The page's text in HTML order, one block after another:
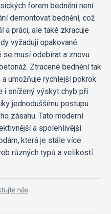
forem bednění není
demontovat bednění, což
a práci, ale také zkracuje
vyžadují opakované
se musí odebírat a znovu
Ztracené bednění tak
umožňuje rychlejší pokrok
i snížený výskyt chyb při
jednoduššímu postupu
zásahu. Tato moderní
a spolehlivější
která je stále více
různých typů a velikostí.
nás